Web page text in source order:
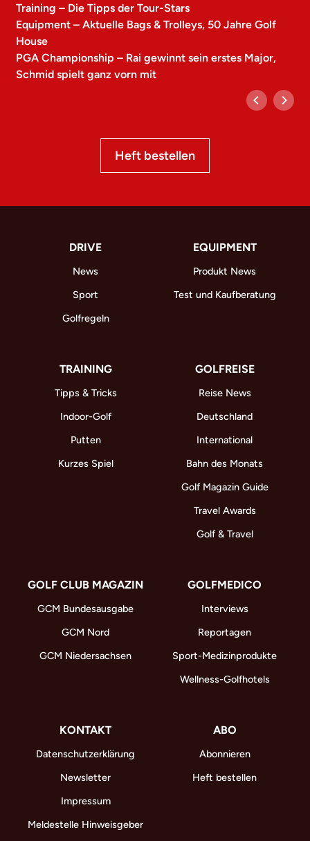
Training – Die Tipps der Tour-Stars
Equipment – Aktuelle Bags & Trolleys, 50 Jahre Golf
House
PGA Championship – Rai gewinnt sein erstes Major,
Schmid spielt ganz vorn mit
Heft bestellen
DRIVE
News
Sport
Golfregeln
EQUIPMENT
Produkt News
Test und Kaufberatung
TRAINING
Tipps & Tricks
Indoor-Golf
Putten
Kurzes Spiel
GOLFREISE
Reise News
Deutschland
International
Bahn des Monats
Golf Magazin Guide
Travel Awards
Golf & Travel
GOLF CLUB MAGAZIN
GCM Bundesausgabe
GCM Nord
GCM Niedersachsen
GOLFMEDICO
Interviews
Reportagen
Sport-Medizinprodukte
Wellness-Golfhotels
KONTAKT
Datenschutzerklärung
Newsletter
Impressum
Meldestelle Hinweisgeber
ABO
Abonnieren
Heft bestellen